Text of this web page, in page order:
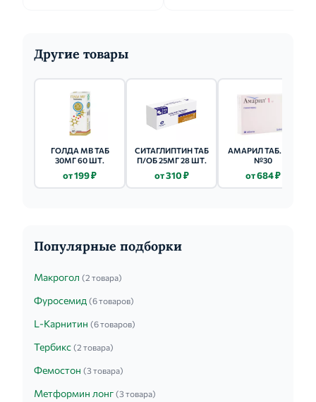
Другие товары
ГОЛДА МВ ТАБ
30МГ 60 ШТ.
от 199 ₽
СИТАГЛИПТИН ТАБ
П/ОБ 25МГ 28 ШТ.
от 310 ₽
АМАРИЛ ТАБ. 1МГ
№30
от 684 ₽
Популярные подборки
Макрогол (2 товара)
Фуросемид (6 товаров)
L-Карнитин (6 товаров)
Тербикс (2 товара)
Фемостон (3 товара)
Метформин лонг (3 товара)